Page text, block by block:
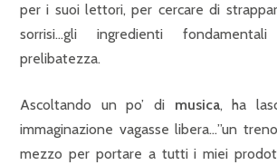
per i suoi lettori, per cercare di
sorrisi…gli ingredienti
prelibatezza.
Ascoltando un po’ di musica, ha
immaginazione vagasse libera…”un
mezzo per portare a tutti i miei